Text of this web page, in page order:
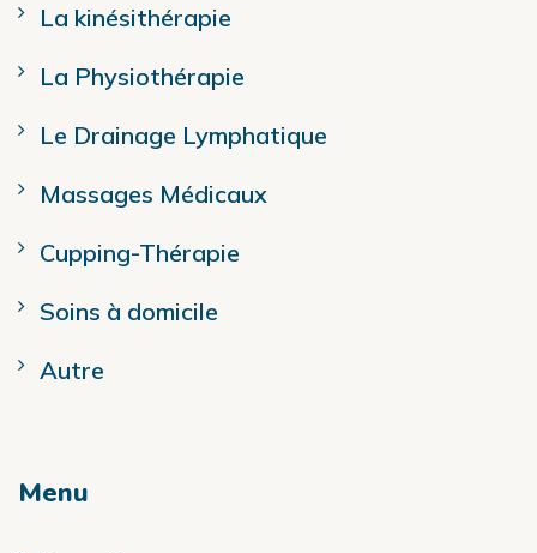
La kinésithérapie
La Physiothérapie
Le Drainage Lymphatique
Massages Médicaux
Cupping-Thérapie
Soins à domicile
Autre
Menu